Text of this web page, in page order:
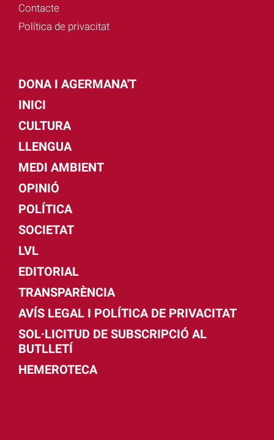
Contacte
Política de privacitat
DONA I AGERMANA'T
INICI
CULTURA
LLENGUA
MEDI AMBIENT
OPINIÓ
POLÍTICA
SOCIETAT
LVL
EDITORIAL
TRANSPARÈNCIA
AVÍS LEGAL I POLÍTICA DE PRIVACITAT
SOL·LICITUD DE SUBSCRIPCIÓ AL
BUTLLETÍ
HEMEROTECA